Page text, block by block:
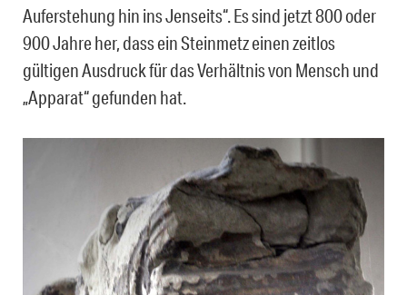
Auferstehung hin ins Jenseits“. Es sind jetzt 800 oder
900 Jahre her, dass ein Steinmetz einen zeitlos
gültigen Ausdruck für das Verhältnis von Mensch und
„Apparat“ gefunden hat.